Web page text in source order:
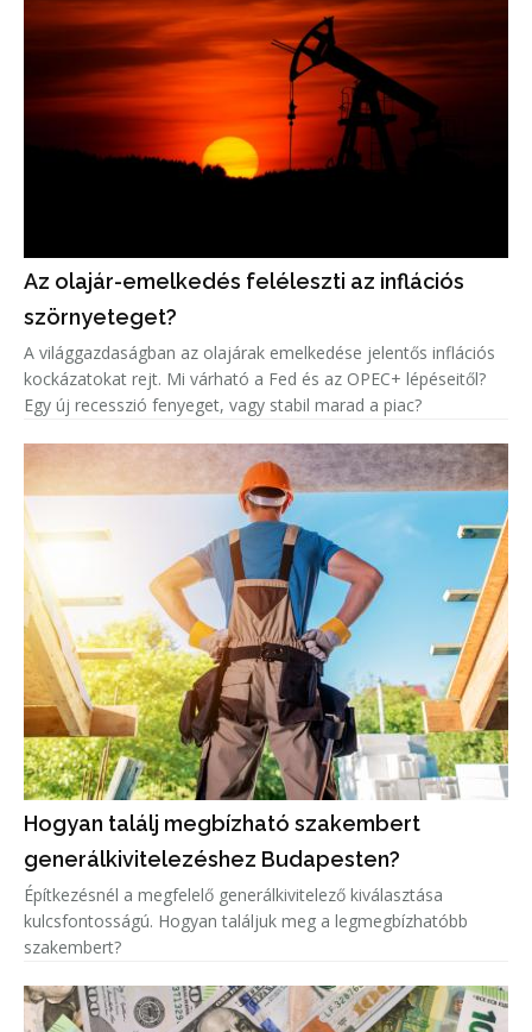
Az olajár-emelkedés feléleszti az inflációs
szörnyeteget?
A világgazdaságban az olajárak emelkedése jelentős inflációs
kockázatokat rejt. Mi várható a Fed és az OPEC+ lépéseitől?
Egy új recesszió fenyeget, vagy stabil marad a piac?
Hogyan találj megbízható szakembert
generálkivitelezéshez Budapesten?
Építkezésnél a megfelelő generálkivitelező kiválasztása
kulcsfontosságú. Hogyan találjuk meg a legmegbízhatóbb
szakembert?